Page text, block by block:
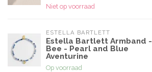
Niet op voorraad
ESTELLA BARTLETT
Estella Bartlett Armband -
Bee - Pearl and Blue
Aventurine
Op voorraad